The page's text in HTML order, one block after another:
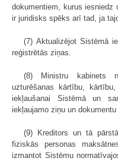
dokumentiem, kurus iesniedz
ir juridisks spēks arī tad, ja
(7) Aktualizējot Sistēmā
reģistrētās ziņas.
(8) Ministru kabinets
uzturēšanas kārtību,
iekļaušanai Sistēmā un
iekļaujamo ziņu un
(9) Kreditors un tā
fiziskās personas
izmantot Sistēmu